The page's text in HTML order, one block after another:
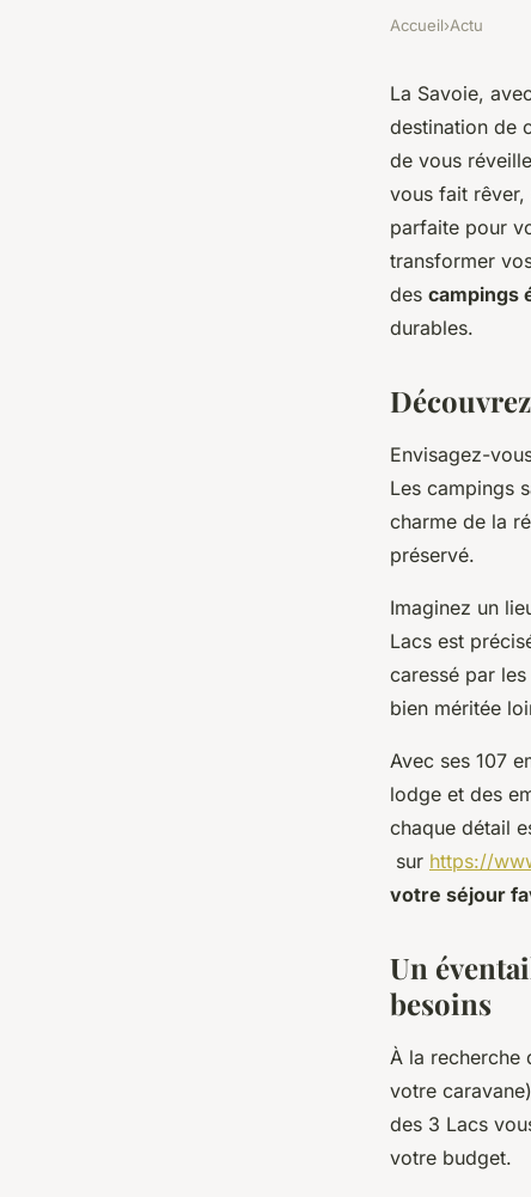
Vivez des
vos proches
Accueil›Actu
La Savoie,
destination de
de vous
vous fait rêver,
parfaite pour
transformer
des campings
durables.
Envisagez-
Les campings
charme de la
préservé.
Imaginez un
Lacs est
caressé par
bien méritée
Avec ses 107
lodge et des
chaque détail
sur https://
votre séjour
Un
besoins
À la recherche
votre
des 3 Lacs
votre budget.